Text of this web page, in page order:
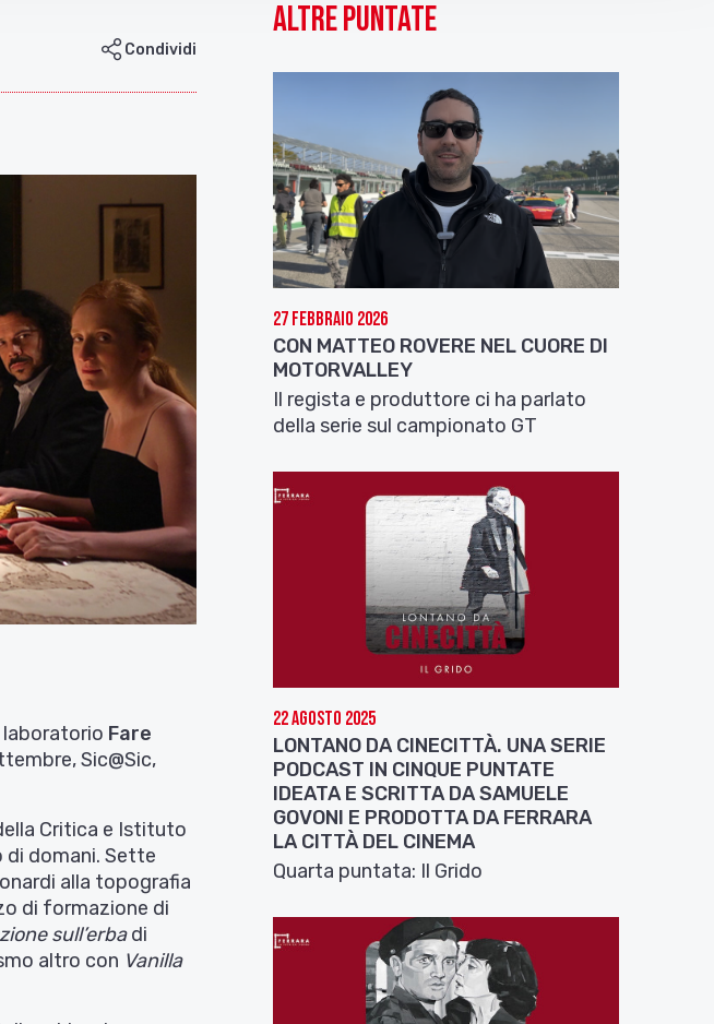
Condividi
laboratorio Fare
Sic@Sic,
Critica e Istituto
di domani. Sette
alla topografia
di formazione di
sull’erbadi
altro con Vanilla
Altre puntate
27 Febbraio 2026
CON MATTEO ROVERE NEL CUORE DI
MOTORVALLEY
Il regista e produttore ci ha parlato
della serie sul campionato GT
22 Agosto 2025
LONTANO DA CINECITTÀ. UNA SERIE
PODCAST IN CINQUE PUNTATE
IDEATA E SCRITTA DA SAMUELE
GOVONI E PRODOTTA DA FERRARA
LA CITTÀ DEL CINEMA
Quarta puntata: Il Grido